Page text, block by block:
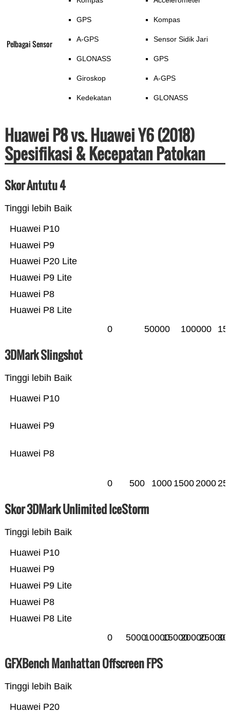
Pelbagai Sensor
GPS
A-GPS
GLONASS
Giroskop
Kedekatan
Kompas
Sensor Sidik Jari
GPS
A-GPS
GLONASS
Huawei P8 vs. Huawei Y6 (2018)
Spesifikasi & Kecepatan Patokan
Skor Antutu 4
Tinggi lebih Baik
Huawei P8 Lite
Huawei P8
Huawei P9 Lite
Huawei P20 Lite
Huawei P9
Huawei P10
0 50000 100000
3DMark Slingshot
Tinggi lebih Baik
Huawei P8
Huawei P9
Huawei P10
0 500 1000 15002000
Skor 3DMark Unlimited IceStorm
Tinggi lebih Baik
Huawei P8 Lite
Huawei P8
Huawei P9 Lite
Huawei P9
Huawei P10
0 500010000150002000025000
GFXBench Manhattan Offscreen FPS
Tinggi lebih Baik
Huawei P20